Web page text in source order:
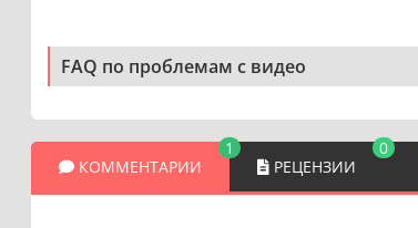
FAQ по проблемам с видео
КОММЕНТАРИИ
1
РЕЦЕНЗИИ
0